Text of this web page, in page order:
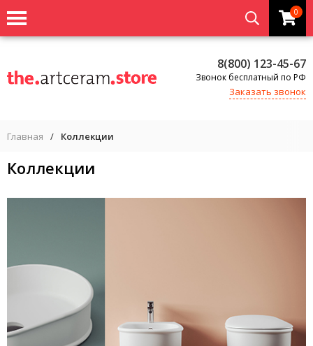
0
8(800) 123-45-67
Звонок бесплатный по РФ
Заказать звонок
Главная / Коллекции
Коллекции